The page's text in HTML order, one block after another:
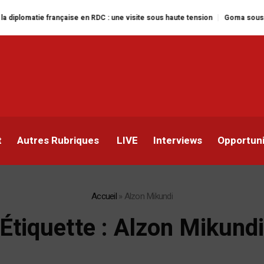
française en RDC : une visite sous haute tension Goma sous le feu : la
Autres Rubriques LIVE Interviews
Accueil» Alzon Mikundi
Étiquette :Alzon Mikundi